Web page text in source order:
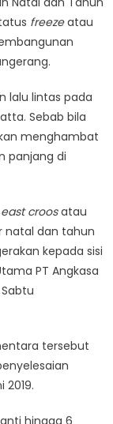
freezeatau
lalu lintas pada
Sebab bila
menghambat
panjang di
east croosatau
natal dan tahun
kepada sisi
PT Angkasa
tersebut
2019.
hingga 6